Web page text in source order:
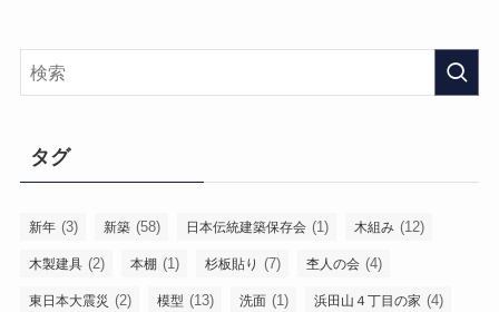
タグ
新年 (3) 新築 (58) 日本伝統建築保存会 (1) 木組み (12)
木製建具 (2) 本棚 (1) 杉板貼り (7) 杢人の会 (4)
東日本大震災 (2) 模型 (13) 洗面 (1) 浜田山４丁目の家 (4)